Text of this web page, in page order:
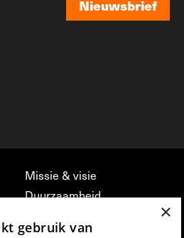
Nieuwsbrief
Missie & visie
Duurzaamheid
vrijwilligerswerk bij FFG
×
gebruik van